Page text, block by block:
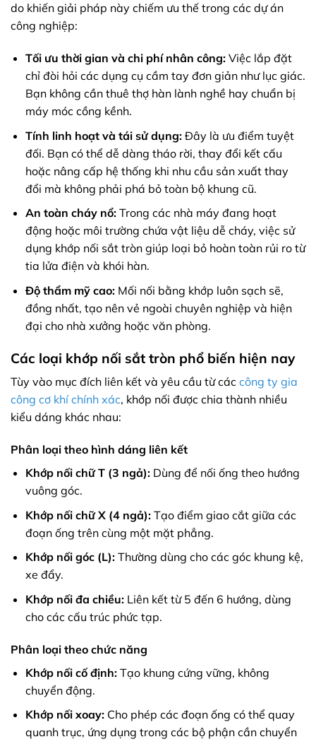
do khiến giải pháp này chiếm ưu thế trong các dự án
công nghiệp:
Tối ưu thời gian và chi phí nhân công:Việc lắp đặt
chỉ đòi hỏi các dụng cụ cầm tay đơn giản như lục giác.
Bạn không cần thuê thợ hàn lành nghề hay chuẩn bị
máy móc cồng kềnh.
Tính linh hoạt và tái sử dụng:Đây là ưu điểm tuyệt
đối. Bạn có thể dễ dàng tháo rời, thay đổi kết cấu
hoặc nâng cấp hệ thống khi nhu cầu sản xuất thay
đổi mà không phải phá bỏ toàn bộ khung cũ.
An toàn cháy nổ:Trong các nhà máy đang hoạt
động hoặc môi trường chứa vật liệu dễ cháy, việc sử
dụng khớp nối sắt tròn giúp loại bỏ hoàn toàn rủi ro từ
tia lửa điện và khói hàn.
Độ thẩm mỹ cao:Mối nối bằng khớp luôn sạch sẽ,
đồng nhất, tạo nên vẻ ngoài chuyên nghiệp và hiện
đại cho nhà xưởng hoặc văn phòng.
Các loại khớp nối sắt tròn phổ biến hiện nay
Tùy vào mục đích liên kết và yêu cầu từ các công ty gia
công cơ khí chính xác, khớp nối được chia thành nhiều
kiểu dáng khác nhau:
Phân loại theo hình dáng liên kết
Khớp nối chữ T (3 ngả):Dùng để nối ống theo hướng
vuông góc.
Khớp nối chữ X (4 ngả):Tạo điểm giao cắt giữa các
đoạn ống trên cùng một mặt phẳng.
Khớp nối góc (L):Thường dùng cho các góc khung kệ,
xe đẩy.
Khớp nối đa chiều:Liên kết từ 5 đến 6 hướng, dùng
cho các cấu trúc phức tạp.
Phân loại theo chức năng
Khớp nối cố định:Tạo khung cứng vững, không
chuyển động.
Khớp nối xoay:Cho phép các đoạn ống có thể quay
quanh trục, ứng dụng trong các bộ phận cần chuyển